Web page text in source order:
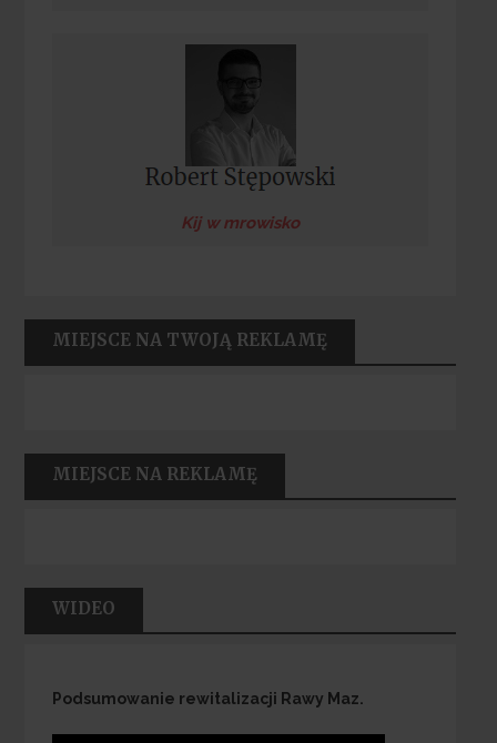
Kij w mrowisko
MIEJSCE NA TWOJĄ REKLAMĘ
MIEJSCE NA REKLAMĘ
WIDEO
Podsumowanie rewitalizacji Rawy Maz.